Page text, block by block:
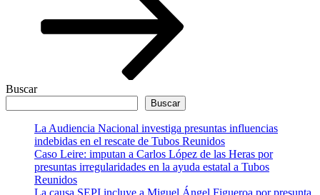
Buscar
Buscar
La Audiencia Nacional investiga presuntas influencias
indebidas en el rescate de Tubos Reunidos
Caso Leire: imputan a Carlos López de las Heras por
presuntas irregularidades en la ayuda estatal a Tubos
Reunidos
La causa SEPI incluye a Miguel Ángel Figueroa por presunta